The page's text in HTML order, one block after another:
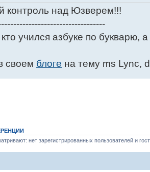
контроль над Юзверем!!!
учился азбуке по букварю,
своем блоге на тему ms Lync,
нет зарегистрированных пользователей и